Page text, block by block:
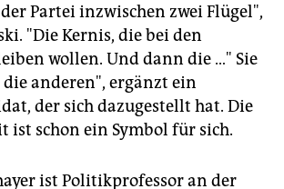
Partei inzwischen zwei Flügel",
"Die Kernis, die bei den
wollen. Und dann die …" Sie
anderen", ergänzt ein
der sich dazugestellt hat. Die
ist schon ein Symbol für sich.
ist Politikprofessor an der